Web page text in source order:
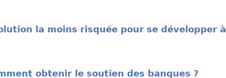
la moins risquée pour se développer à
obtenir le soutien des banques ?